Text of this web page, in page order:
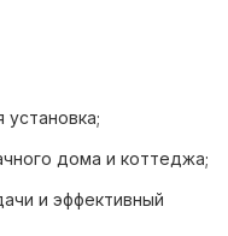
дома и коттеджа;
и эффективный